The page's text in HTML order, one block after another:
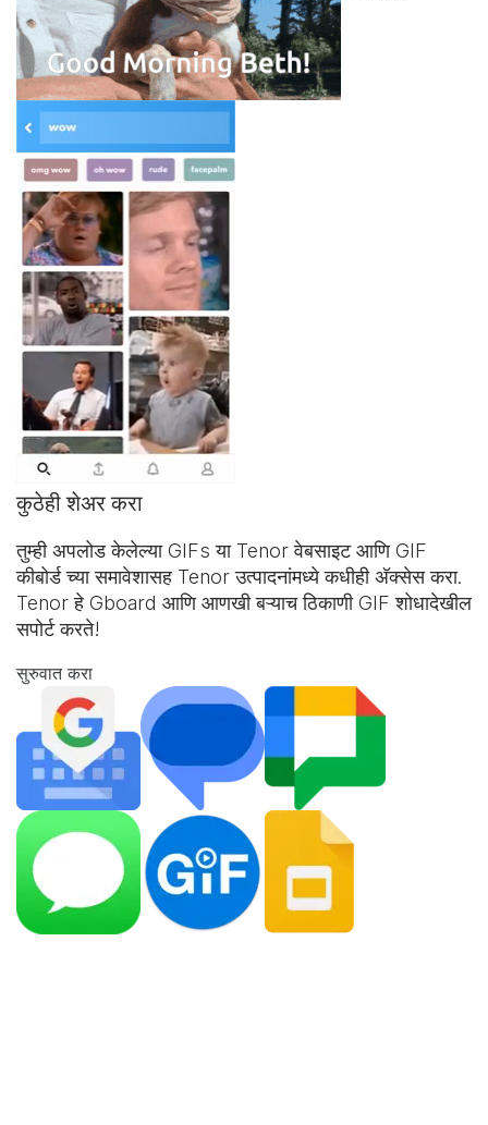
कुठेही शेअर करा
तुम्ही अपलोड केलेल्या GIFs या Tenor वेबसाइट आणिGIF
कीबोर्डच्या समावेशासह Tenor उत्पादनांमध्ये कधीही अ‍ॅक्सेस करा.
Tenor हे Gboard आणि आणखी बऱ्याच ठिकाणी GIF शोधादेखील
सपोर्ट करते!
सुरुवात करा